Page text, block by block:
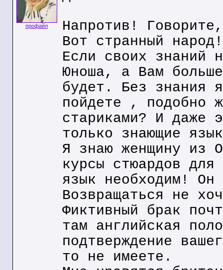
профайл
Напротив!
Вот странный
Если своих знаний
Юноша, а Вам
будет. Без знания
пойдете , подобно
стариками? И даже
только знающие
Я знаю женщину из
курсы стюардов
язык необходим!
Возвращаться не
Фиктивный брак
там английская
подтверждение
то не имеете.